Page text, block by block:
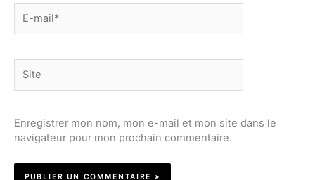
mail*
Enregistrer mon nom, mon e-mail et mon site dans le
navigateur pour mon prochain commentaire.